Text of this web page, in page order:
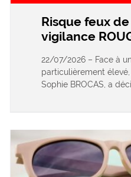
Risque feux
vigilance
22/07/2026 – Face à
particulièrement
Sophie BROCAS, a